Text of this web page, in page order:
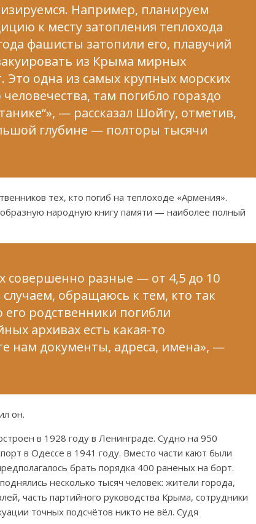
Например, планируем
к месту затопления теплохода
фашисты затопили его, плавучий
из Крыма мирных
Это одна из самых крупных морских
там погибло гораздо
— рассказал Шойгу, отметив,
глубине — полторы тысячи
тех, кто погиб на теплоходе «Армения».
народную книгу памяти — наиболее полный
совершенно разные — от 4,5 до 10
обращаюсь к тем, кто так
родственники погибли
архивах есть какая-то
нам документы, адреса, имена», —
он.
в 1928 году в Ленинграде. Судно на 950
в Одессе в 1941 году. Вместо части кают были
брать порядка 400 раненых на борт.
несколько тысяч человек: жители города,
часть партийного руководства Крыма, сотрудники
точных подсчётов никто не вёл. Судя